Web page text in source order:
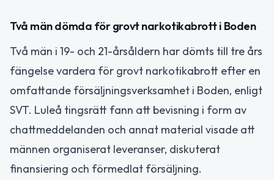
Två män dömda för grovt narkotikabrott i Boden
Två män i 19- och 21-årsåldern har dömts till tre års
fängelse vardera för grovt narkotikabrott efter en
omfattande försäljningsverksamhet i Boden, enligt
SVT. Luleå tingsrätt fann att bevisning i form av
chattmeddelanden och annat material visade att
männen organiserat leveranser, diskuterat
finansiering och förmedlat försäljning.